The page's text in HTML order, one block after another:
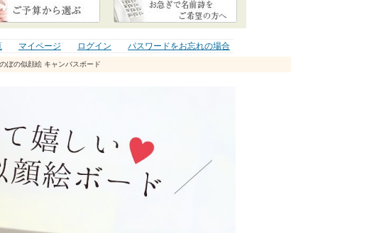
マイページ ログイン パスワードをお忘れの場合
ぼの似顔絵 キャンバスボード